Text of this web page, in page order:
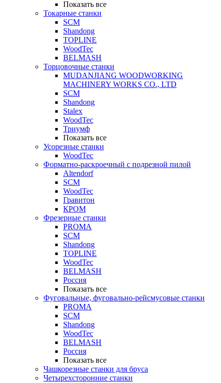
Показать все
Токарные станки
SCM
Shandong
TOPLINE
WoodTec
BELMASH
Торцовочные станки
MUDANJIANG WOODWORKING
MACHINERY WORKS CO., LTD
SCM
Shandong
Stalex
WoodTec
Триумф
Показать все
Усорезные станки
WoodTec
Форматно-раскроечный с подрезной пилой
Altendorf
SCM
WoodTec
Гравитон
КРОМ
Фрезерные станки
PROMA
SCM
Shandong
TOPLINE
WoodTec
BELMASH
Россия
Показать все
Фуговальные, фуговально-рейсмусовые станки
PROMA
SCM
Shandong
WoodTec
BELMASH
Россия
Показать все
Чашкорезные станки для бруса
Четырехсторонние станки